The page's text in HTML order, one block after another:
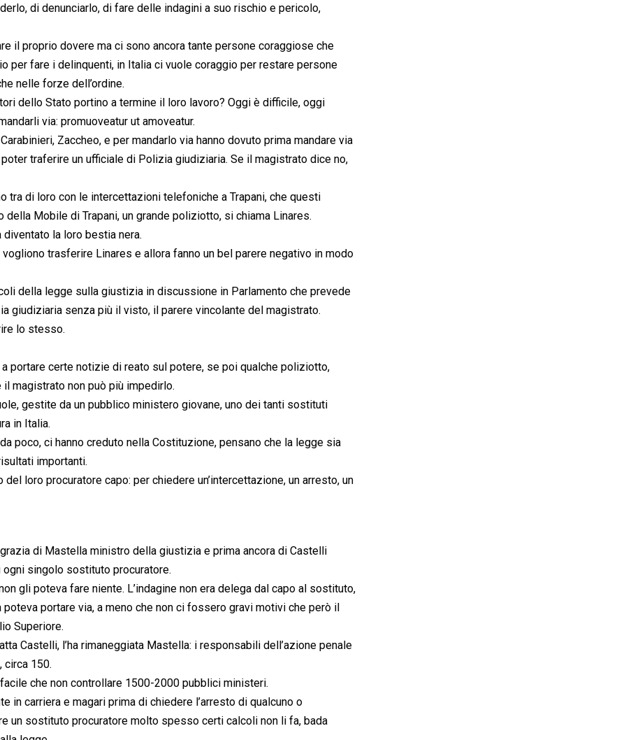
di denunciarlo, di fare delle indagini a suo rischio e pericolo,
il proprio dovere ma ci sono ancora tante persone coraggiose che
per fare i delinquenti, in Italia ci vuole coraggio per restare persone
nelle forze dell’ordine.
dello Stato portino a termine il loro lavoro? Oggi è difficile, oggi
via: promuoveatur ut amoveatur.
Zaccheo, e per mandarlo via hanno dovuto prima mandare via
traferire un ufficiale di Polizia giudiziaria. Se il magistrato dice no,
tra di loro con le intercettazioni telefoniche a Trapani, che questi
Mobile di Trapani, un grande poliziotto, si chiama Linares.
la loro bestia nera.
trasferire Linares e allora fanno un bel parere negativo in modo
della legge sulla giustizia in discussione in Parlamento che prevede
giudiziaria senza più il visto, il parere vincolante del magistrato.
lo stesso.
portare certe notizie di reato sul potere, se poi qualche poliziotto,
magistrato non può più impedirlo.
gestite da un pubblico ministero giovane, uno dei tanti sostituti
in Italia.
poco, ci hanno creduto nella Costituzione, pensano che la legge sia
importanti.
loro procuratore capo: per chiedere un’intercettazione, un arresto, un
di Mastella ministro della giustizia e prima ancora di Castelli
singolo sostituto procuratore.
gli poteva fare niente. L’indagine non era delega dal capo al sostituto,
portare via, a meno che non ci fossero gravi motivi che però il
Superiore.
Castelli, l’ha rimaneggiata Mastella: i responsabili dell’azione penale
circa 150.
che non controllare 1500-2000 pubblici ministeri.
in carriera e magari prima di chiedere l’arresto di qualcuno o
un sostituto procuratore molto spesso certi calcoli non li fa, bada